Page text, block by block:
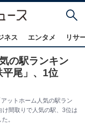
ネス エンタメ リサ
の駅ランキン
尾」、1位
ットホーム人気の駅ラン
間取りで人気の駅、3位は
。